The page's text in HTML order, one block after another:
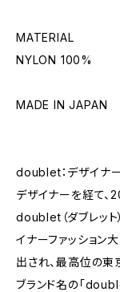
MATERIAL
NYLON 100%
MADE IN JAPAN
doublet：デザイナ
デザイナーを経て
doublet（ダブレッ
イナーファッション
出され、最高位の東
ブランド名の「